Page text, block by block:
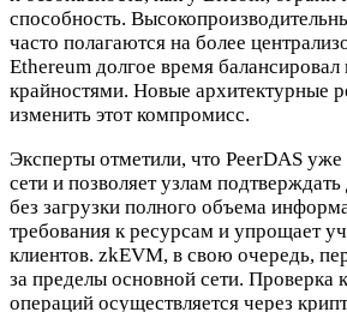
способность.
часто полагаются на более
Ethereum долгое время
крайностями. Новые архитектурные
изменить этот компромисс.
Эксперты отметили, что PeerDAS
сети и позволяет узлам
без загрузки полного объема
требования к ресурсам и упрощает
клиентов. zkEVM, в свою очередь,
за пределы основной сети. Проверка
операций осуществляется через